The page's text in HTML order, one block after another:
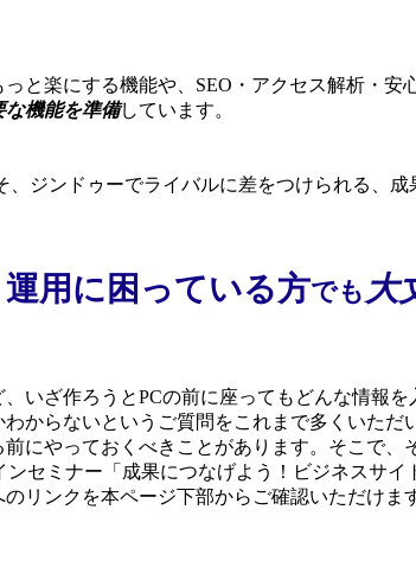
と楽にする機能や、SEO・アクセス解析・安
な機能を準備しています。
ジンドゥーでライバルに差をつけられる、
用に困っている方でも 大
いざ作ろうとPCの前に座ってもどんな情報
からないというご質問をこれまで多くいただ
にやっておくべきことがあります。そこで、
セミナー「成果につなげよう！ビジネスサイ
リンクを本ページ下部からご確認いただけま